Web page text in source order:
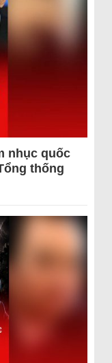
nhục quốc
thống